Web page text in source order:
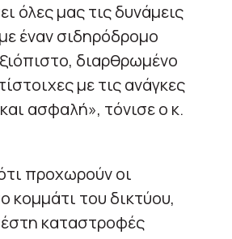
όλες μας τις δυνάμεις
έναν σιδηρόδρομο
διαρθρωμένο
με τις ανάγκες
ασφαλή», τόνισε ο κ.
προχωρούν οι
κομμάτι του δικτύου,
καταστροφές